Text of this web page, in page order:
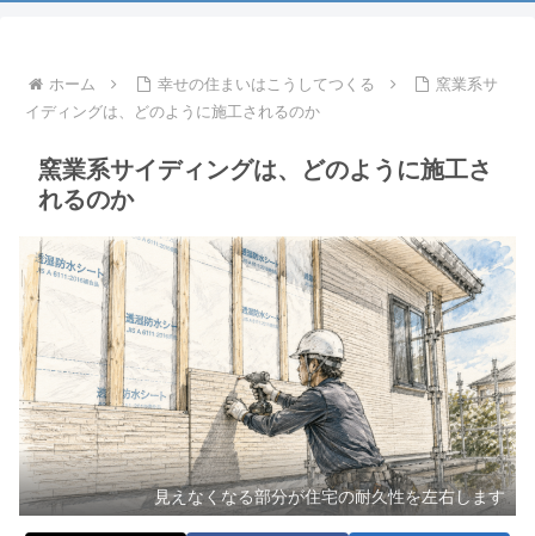
ホーム 幸せの住まいはこうしてつくる
窯業系サ
イディングは、どのように施工されるのか
窯業系サイディングは、どのように施工さ
れるのか
見えなくなる部分が住宅の耐久性を左右します